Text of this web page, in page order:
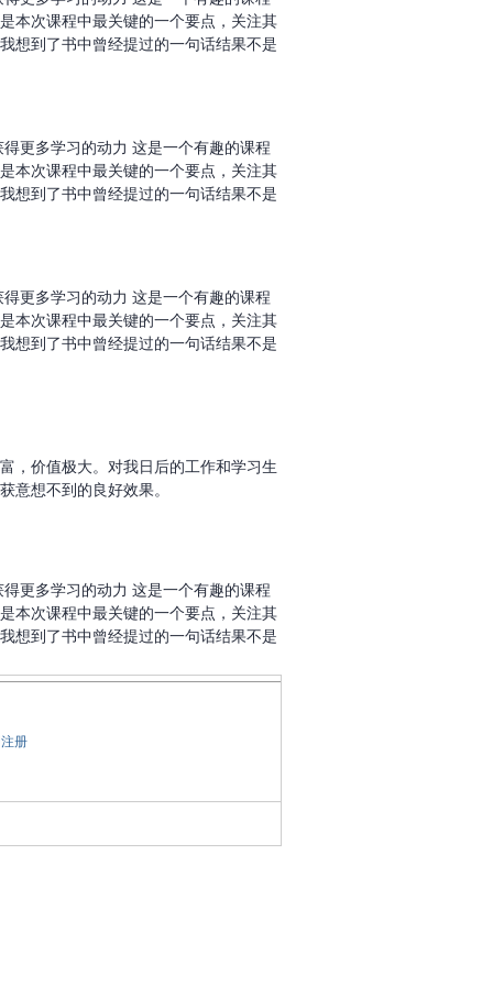
本次课程中最关键的一个要点，关注其
想到了书中曾经提过的一句话结果不是
更多学习的动力 这是一个有趣的课程
本次课程中最关键的一个要点，关注其
想到了书中曾经提过的一句话结果不是
更多学习的动力 这是一个有趣的课程
本次课程中最关键的一个要点，关注其
想到了书中曾经提过的一句话结果不是
，价值极大。对我日后的工作和学习生
意想不到的良好效果。
更多学习的动力 这是一个有趣的课程
本次课程中最关键的一个要点，关注其
想到了书中曾经提过的一句话结果不是
册